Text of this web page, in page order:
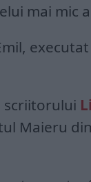
mai mic
scriitorului
Maieru